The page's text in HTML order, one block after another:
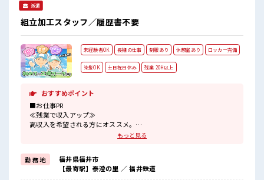
派遣
組立加工スタッフ／履歴書不要
未経験者OK 長期の仕事 制服あり 休憩室あり ロッカー完備
染髪OK 土日祝日休み 残業 20H以上
おすすめポイント
■お仕事PR
≪残業で収入アップ≫
高収入を希望される方にオススメ。
残業は月20時間以上あります♪
週末は家族や友人と一緒にプライベート満喫！
≪髪色自由で自分らしく働く≫
明るすぎたり奇抜でなければ基本的に自由！
もっと見る
勤 務 地
福井県福井市
【最寄駅】泰澄の里 ／ 福井鉄道